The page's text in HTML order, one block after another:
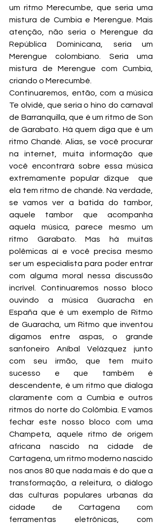
um ritmo Merecumbe, que seria uma
mistura de Cumbia e Merengue. Mais
atenção, não seria o Merengue da
República Dominicana, seria um
Merengue colombiano. Seria uma
mistura de Merengue com Cumbia,
criando o Merecumbé.
Continuaremos, então, com a música
Te olvidé, que seria o hino do carnaval
de Barranquilla, que é um ritmo de Son
de Garabato. Há quem diga que é um
ritmo Chandé. Alias, se você procurar
na internet, muita informação que
você encontrará sobre essa música
extremamente popular dizque  que
ela tem ritmo de chandé. Na verdade,
se vamos ver a batida do tambor,
aquele tambor que acompanha
aquela música, parece mesmo um
ritmo Garabato. Mas há muitas
polêmicas aí e você precisa mesmo
ser um especialista para poder entrar
com alguma moral nessa discussão
incrível. Continuaremos nosso bloco
ouvindo a música Guaracha en
España que é um exemplo de Ritmo
de Guaracha, um Ritmo que inventou
digamos entre aspas, o grande
sanfoneiro Aníbal Velázquez junto
com seu irmão, que tem muito
sucesso e que também é
descendente, é um ritmo que dialoga
claramente com a Cumbia e outros
ritmos do norte do Colômbia. E vamos
fechar este nosso bloco com uma
Champeta, aquele ritmo de origem
africana nascido na cidade de
Cartagena, um ritmo moderno nascido
nos anos 80 que nada mais é do que a
transformação, a releitura, o diálogo
das culturas populares urbanas da
cidade de Cartagena com
ferramentas eletrônicas, com